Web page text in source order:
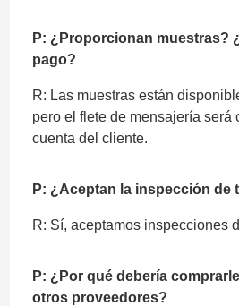
P: ¿Proporcionan muestras?
pago?
R: Las muestras están
pero el flete de mensajería será
cuenta del cliente.
P: ¿Aceptan la inspección de
R: Sí, aceptamos inspecciones
P: ¿Por qué debería
otros proveedores?